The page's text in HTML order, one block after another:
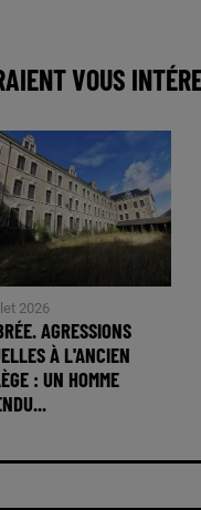
VOUS
2026
AGRESSIONS
À L'ANCIEN
: UN HOMME